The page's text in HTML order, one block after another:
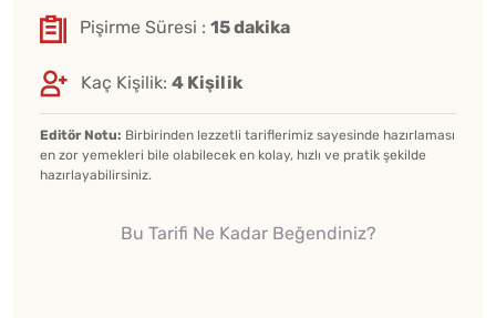
Pişirme Süresi : 15 dakika
Kaç Kişilik: 4 Kişilik
Editör Notu: Birbirinden lezzetli tariflerimiz sayesinde hazırlaması
en zor yemekleri bile olabilecek en kolay, hızlı ve pratik şekilde
hazırlayabilirsiniz.
Bu Tarifi Ne Kadar Beğendiniz?